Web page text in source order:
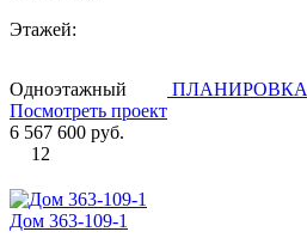
Этажей:
Одноэтажный
ПЛАНИРОВКА
Посмотреть проект
6 567 600 руб.
12
Дом 363-109-1